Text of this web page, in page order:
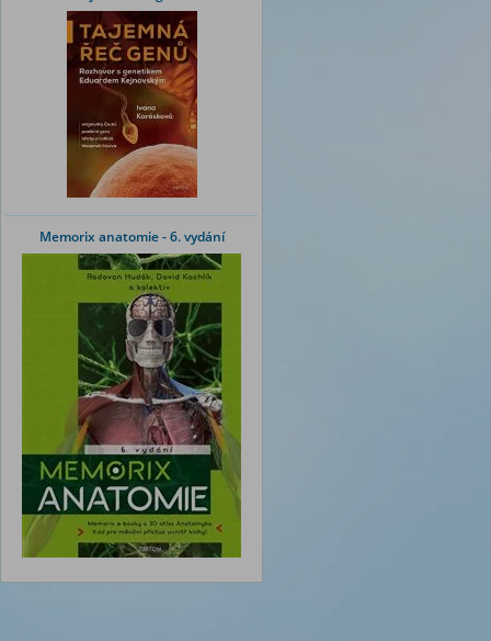
Memorix anatomie - 6. vydání